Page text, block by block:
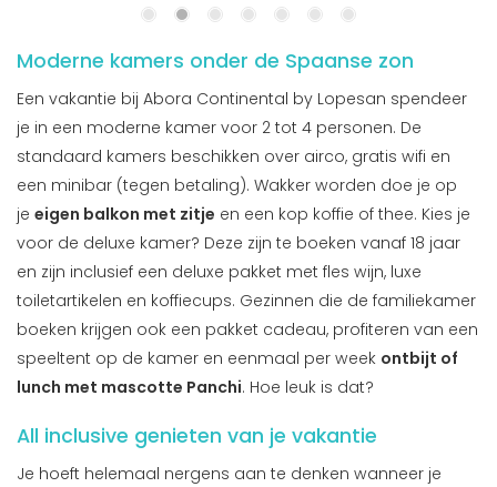
Moderne kamers onder de Spaanse zon
Een vakantie bij Abora Continental by Lopesan spendeer
je in een moderne kamer voor 2 tot 4 personen. De
standaard kamers beschikken over airco, gratis wifi en
een minibar (tegen betaling). Wakker worden doe je op
je eigen balkon met zitje en een kop koffie of thee. Kies je
voor de deluxe kamer? Deze zijn te boeken vanaf 18 jaar
en zijn inclusief een deluxe pakket met fles wijn, luxe
toiletartikelen en koffiecups. Gezinnen die de familiekamer
boeken krijgen ook een pakket cadeau, profiteren van een
speeltent op de kamer en eenmaal per week ontbijt of
lunch met mascotte Panchi. Hoe leuk is dat?
All inclusive genieten van je vakantie
Je hoeft helemaal nergens aan te denken wanneer je